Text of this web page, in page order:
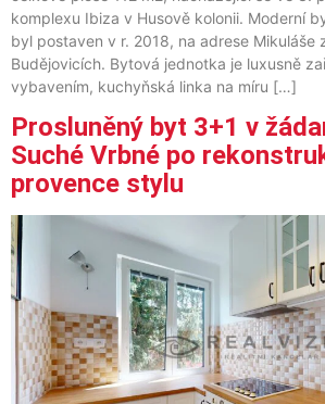
komplexu Ibiza v Husově kolonii. Moderní
byl postaven v r. 2018, na adrese Mikuláše
Budějovicích. Bytová jednotka je luxusně
vybavením, kuchyňská linka na míru […]
Prosluněný byt 3+1 v
Suché Vrbné po
provence stylu